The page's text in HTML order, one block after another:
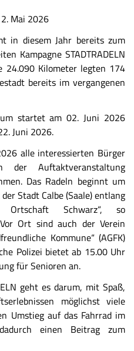
Mai 2026
in diesem Jahr bereits zum
Kampagne STADTRADELN
24.090 Kilometer legten 174
bereits im vergangenen
startet am 02. Juni 2026
Juni 2026.
alle interessierten Bürger
Auftaktveranstaltung
Das Radeln beginnt um
Stadt Calbe (Saale) entlang
Ortschaft Schwarz“, so
Ort sind auch der Verein
Kommune“ (AGFK)
Polizei bietet ab 15.00 Uhr
für Senioren an.
geht es darum, mit Spaß,
möglichst viele
Umstieg auf das Fahrrad im
einen Beitrag zum